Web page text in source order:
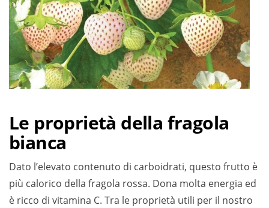
Le proprietà della fragola
bianca
Dato l’elevato contenuto di carboidrati, questo frutto è
più calorico della fragola rossa. Dona molta energia ed
è ricco di vitamina C. Tra le proprietà utili per il nostro